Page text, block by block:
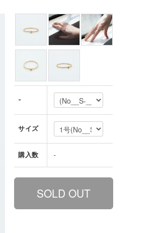
-
サイズ
購入数 -